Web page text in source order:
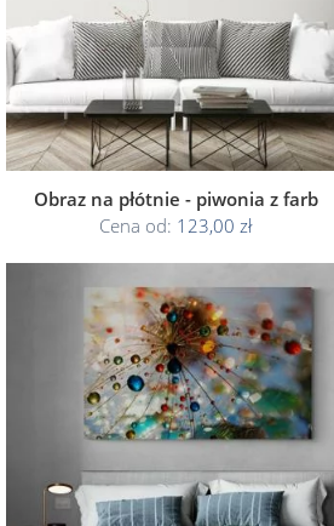
Obraz na płótnie - piwonia z farb
Cena od: 123,00 zł